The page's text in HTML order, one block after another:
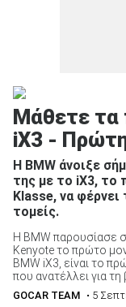
Μάθετε τα
iX3 -
Η BMW άνοιξε
της με το iX3, το
Klasse, να
τομείς.
Η BMW παρουσίασε
Kenyote το πρώτο
BMW iX3, είναι το
που ανατέλλει για τη
GOCAR TEAM • 5